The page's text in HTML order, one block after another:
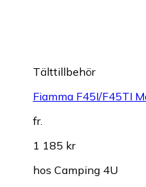
Tälttillbehör
Fiamma F45I/F45TI
fr.
1 185 kr
hos Camping 4U